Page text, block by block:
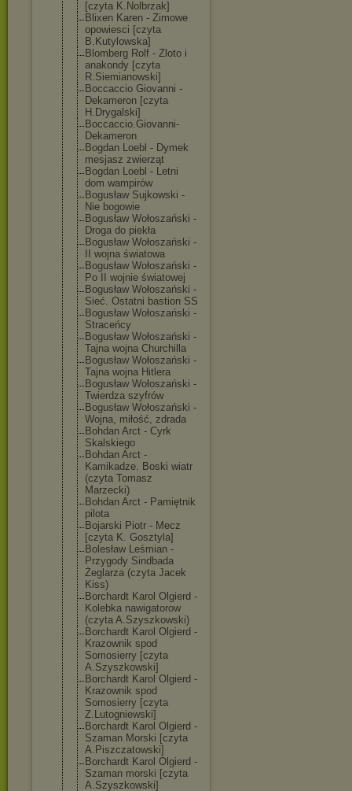
[czyta K.Nolbrzak]
Blixen Karen - Zimowe
opowiesci [czyta
B.Kutylowska]
Blomberg Rolf - Zloto i
anakondy [czyta
R.Siemianowski]
Boccaccio Giovanni -
Dekameron [czyta
H.Drygalski]
Boccaccio.Giovanni-
Dekameron
Bogdan Loebl - Dymek
mesjasz zwierząt
Bogdan Loebl - Letni
dom wampirów
Bogusław Sujkowski -
Nie bogowie
Bogusław Wołoszański -
Droga do piekła
Bogusław Wołoszański -
II wojna światowa
Bogusław Wołoszański -
Po II wojnie światowej
Bogusław Wołoszański -
Sieć. Ostatni bastion SS
Bogusław Wołoszański -
Straceńcy
Bogusław Wołoszański -
Tajna wojna Churchilla
Bogusław Wołoszański -
Tajna wojna Hitlera
Bogusław Wołoszański -
Twierdza szyfrów
Bogusław Wołoszański -
Wojna, miłość, zdrada
Bohdan Arct - Cyrk
Skalskiego
Bohdan Arct -
Kamikadze. Boski wiatr
(czyta Tomasz
Marzecki)
Bohdan Arct - Pamiętnik
pilota
Bojarski Piotr - Mecz
[czyta K. Gosztyla]
Bolesław Leśmian -
Przygody Sindbada
Żeglarza (czyta Jacek
Kiss)
Borchardt Karol Olgierd -
Kolebka nawigatorow
(czyta A.Szyszkowski)
Borchardt Karol Olgierd -
Krazownik spod
Somosierry [czyta
A.Szyszkowski]
Borchardt Karol Olgierd -
Krazownik spod
Somosierry [czyta
Z.Lutogniewski]
Borchardt Karol Olgierd -
Szaman Morski [czyta
A.Piszczatowski]
Borchardt Karol Olgierd -
Szaman morski [czyta
A.Szyszkowski]